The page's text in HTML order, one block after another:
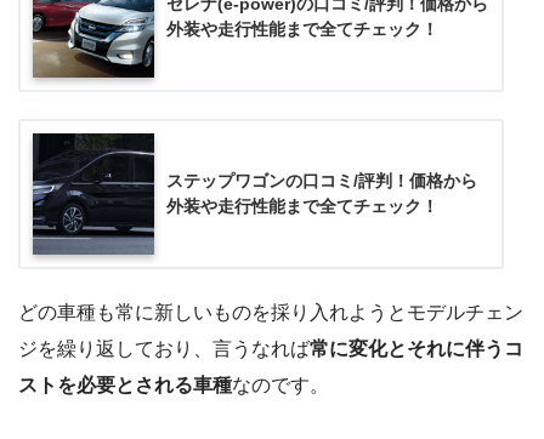
外装や走行性能まで全てチェック！
ステップワゴンの口コミ/評判！価格から
外装や走行性能まで全てチェック！
どの車種も常に新しいものを採り入れようとモデルチェン
ジを繰り返しており、言うなれば常に変化とそれに伴うコ
ストを必要とされる車種なのです。